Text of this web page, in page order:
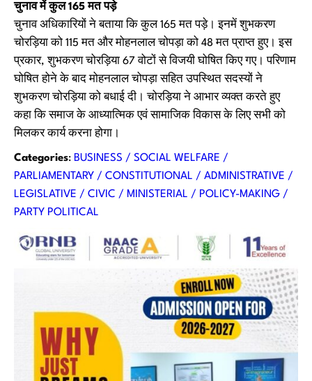
चुनाव में कुल 165 मत पड़े
चुनाव अधिकारियों ने बताया कि कुल 165 मत पड़े। इनमें शुभकरण
चोरड़िया को 115 मत और मोहनलाल चोपड़ा को 48 मत प्राप्त हुए। इस
प्रकार, शुभकरण चोरड़िया 67 वोटों से विजयी घोषित किए गए। परिणाम
घोषित होने के बाद मोहनलाल चोपड़ा सहित उपस्थित सदस्यों ने
शुभकरण चोरड़िया को बधाई दी। चोरड़िया ने आभार व्यक्त करते हुए
कहा कि समाज के आध्यात्मिक एवं सामाजिक विकास के लिए सभी को
मिलकर कार्य करना होगा।
Categories: BUSINESS / SOCIAL WELFARE /
PARLIAMENTARY / CONSTITUTIONAL / ADMINISTRATIVE /
LEGISLATIVE / CIVIC / MINISTERIAL / POLICY-MAKING /
PARTY POLITICAL